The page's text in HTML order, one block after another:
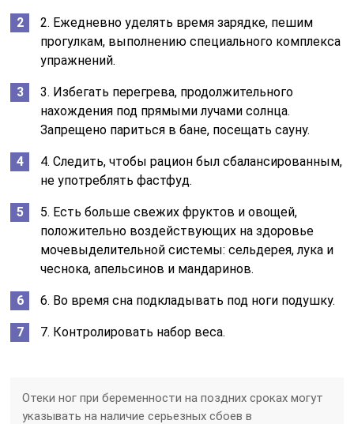
2. Ежедневно уделять время зарядке, пешим
прогулкам, выполнению специального комплекса
упражнений.
3. Избегать перегрева, продолжительного
нахождения под прямыми лучами солнца.
Запрещено париться в бане, посещать сауну.
4. Следить, чтобы рацион был сбалансированным,
не употреблять фастфуд.
5. Есть больше свежих фруктов и овощей,
положительно воздействующих на здоровье
мочевыделительной системы: сельдерея, лука и
чеснока, апельсинов и мандаринов.
6. Во время сна подкладывать под ноги подушку.
7. Контролировать набор веса.
Отеки ног при беременности на поздних сроках могут
указывать на наличие серьезных сбоев в